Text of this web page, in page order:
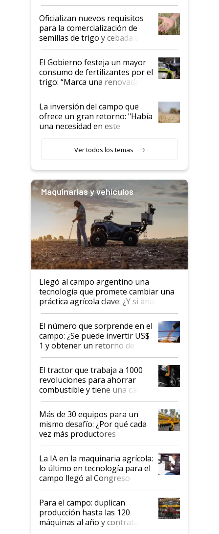
Oficializan nuevos requisitos
para la comercialización de
semillas de trigo y cebada a
granel
El Gobierno festeja un mayor
consumo de fertilizantes por el
trigo: “Marca una renovada
confianza de los productores”
La inversión del campo que
ofrece un gran retorno: "Había
una necesidad en este
Ver todos los temas
Maquinarias y vehículos
Llegó al campo argentino una
tecnología que promete cambiar una
práctica agrícola clave: ¿Y si analizar
el suelo fuera tan simple como
apretar un botón?
El número que sorprende en el
campo: ¿Se puede invertir US$
1 y obtener un retorno de
hasta US$ 10 en agricultura?
El tractor que trabaja a 1000
revoluciones para ahorrar
combustible y tiene una cabina
que parece una computadora:
lo último en el mundo,
disponible en Argentina
Más de 30 equipos para un
mismo desafío: ¿Por qué cada
vez más productores
incorporan fertilizante bajo
tierra?
La IA en la maquinaria agrícola:
lo último en tecnología para el
campo llegó al Congreso
Aapresid 2026
Para el campo: duplican
producción hasta las 120
máquinas al año y contratan